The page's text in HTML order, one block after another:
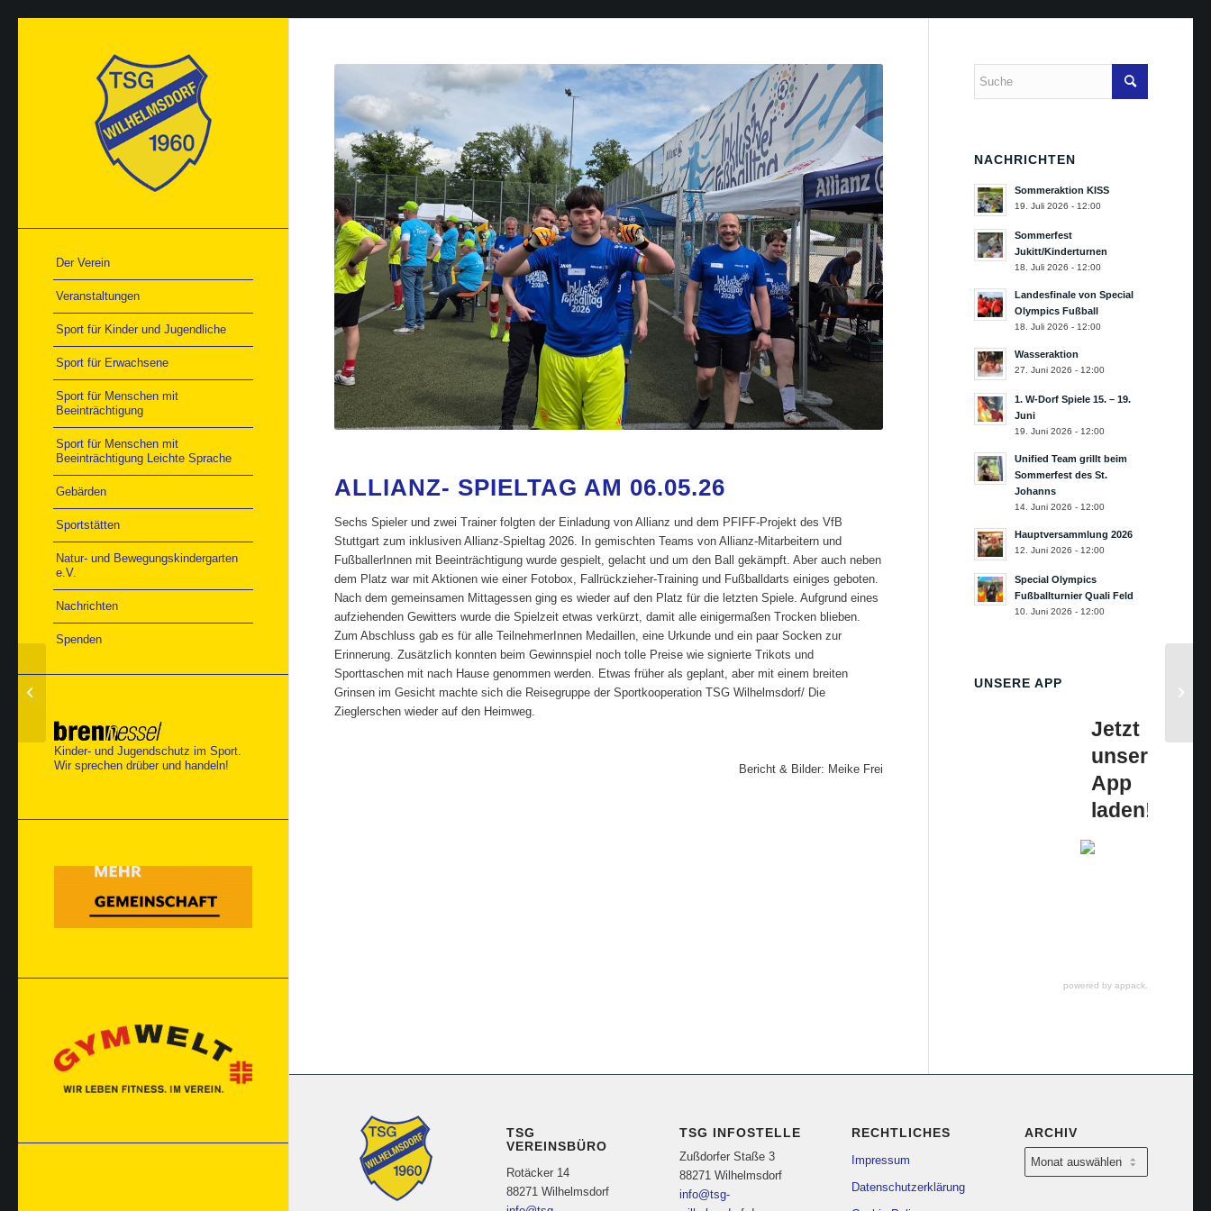
Der Verein
Veranstaltungen
Sport für Kinder und Jugendliche
Sport für Erwachsene
Sport für Menschen mit
Beeinträchtigung
Sport für Menschen mit
Beeinträchtigung Leichte Sprache
Gebärden
Sportstätten
Natur- und Bewegungskindergarten
e.V.
Nachrichten
Spenden
Kinder- und Jugendschutz im Sport.
Wir sprechen drüber und handeln!
ALLIANZ- SPIELTAG AM 06.05.26
Sechs Spieler und zwei Trainer folgten der Einladung von Allianz und dem PFIFF-Projekt des VfB
Stuttgart zum inklusiven Allianz-Spieltag 2026. In gemischten Teams von Allianz-Mitarbeitern und
FußballerInnen mit Beeinträchtigung wurde gespielt, gelacht und um den Ball gekämpft. Aber auch neben
dem Platz war mit Aktionen wie einer Fotobox, Fallrückzieher-Training und Fußballdarts einiges geboten.
Nach dem gemeinsamen Mittagessen ging es wieder auf den Platz für die letzten Spiele. Aufgrund eines
aufziehenden Gewitters wurde die Spielzeit etwas verkürzt, damit alle einigermaßen Trocken blieben.
Zum Abschluss gab es für alle TeilnehmerInnen Medaillen, eine Urkunde und ein paar Socken zur
Erinnerung. Zusätzlich konnten beim Gewinnspiel noch tolle Preise wie signierte Trikots und
Sporttaschen mit nach Hause genommen werden. Etwas früher als geplant, aber mit einem breiten
Grinsen im Gesicht machte sich die Reisegruppe der Sportkooperation TSG Wilhelmsdorf/ Die
Zieglerschen wieder auf den Heimweg.
Bericht & Bilder: Meike Frei
NACHRICHTEN
Sommeraktion KISS
19. Juli 2026 - 12:00
Sommerfest
Jukitt/Kinderturnen
18. Juli 2026 - 12:00
Landesfinale von Special
Olympics Fußball
18. Juli 2026 - 12:00
Wasseraktion
27. Juni 2026 - 12:00
1. W-Dorf Spiele 15. – 19.
Juni
19. Juni 2026 - 12:00
Unified Team grillt beim
Sommerfest des St.
Johanns
14. Juni 2026 - 12:00
Hauptversammlung 2026
12. Juni 2026 - 12:00
Special Olympics
Fußballturnier Quali Feld
10. Juni 2026 - 12:00
UNSERE APP
Jetzt
unsere
App
laden!
powered by appack.de
TSG
VEREINSBÜRO
Rotäcker 14
88271 Wilhelmsdorf
TSG INFOSTELLE
Zußdorfer Staße 3
88271 Wilhelmsdorf
info@tsg-
RECHTLICHES
Impressum
Datenschutzerklärung
ARCHIV
Traditionelles Maifest